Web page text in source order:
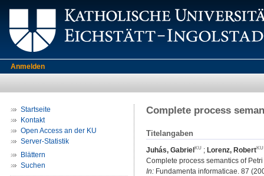
Anmelden
Startseite
Kontakt
Open Access an der KU
Server-Statistik
Blättern
Suchen
Complete process
Titelangaben
Juhás, Gabriel ; Lorenz, Robert
Complete process semantics of Petri
In: Fundamenta informaticae. 87